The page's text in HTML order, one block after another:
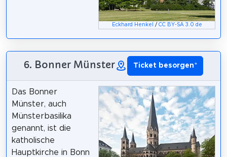
Eckhard Henkel / CC BY-SA 3.0 de
6. Bonner Münster Ticket besorgen*
Das Bonner
Münster, auch
Münsterbasilika
genannt, ist die
katholische
Hauptkirche in Bonn